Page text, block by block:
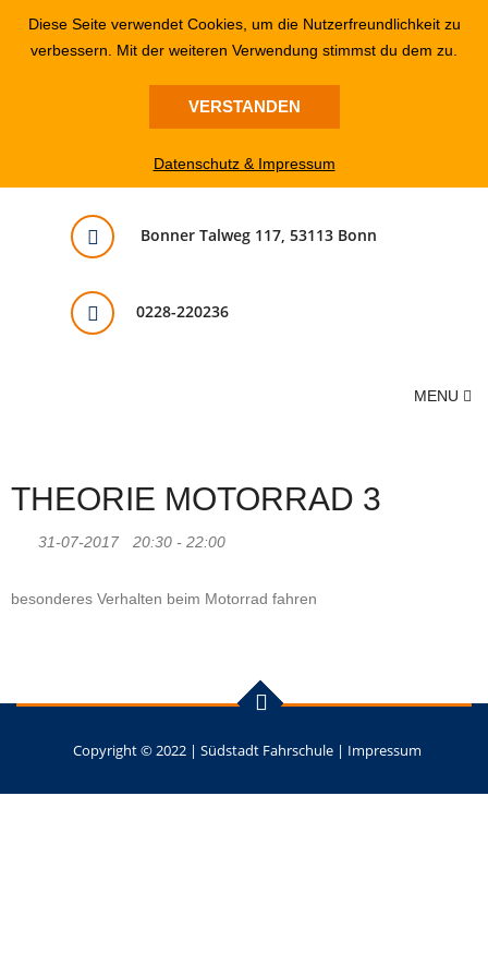
Bonner Talweg 117, 53113 Bonn
0228-220236
MENU
THEORIE MOTORRAD 3
31-07-2017 20:30 - 22:00
besonderes Verhalten beim Motorrad fahren
Copyright © 2022 | Südstadt Fahrschule | Impressum
Diese Seite verwendet Cookies, um die Nutzerfreundlichkeit zu
verbessern. Mit der weiteren Verwendung stimmst du dem zu.
VERSTANDEN
Datenschutz & Impressum